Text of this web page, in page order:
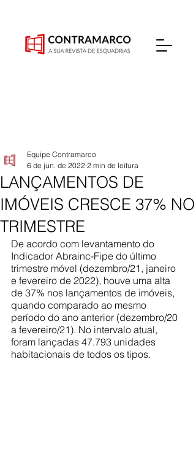
LANÇAMENTOS DE
IMÓVEIS CRESCE 37% NO
TRIMESTRE
Equipe Contramarco
6 de jun. de 2022 2 min de leitura
De acordo com levantamento do
Indicador Abrainc-Fipe do último
trimestre móvel (dezembro/21, janeiro
e fevereiro de 2022), houve uma alta
de 37% nos lançamentos de imóveis,
quando comparado ao mesmo
período do ano anterior (dezembro/20
a fevereiro/21). No intervalo atual,
foram lançadas 47.793 unidades
habitacionais de todos os tipos.